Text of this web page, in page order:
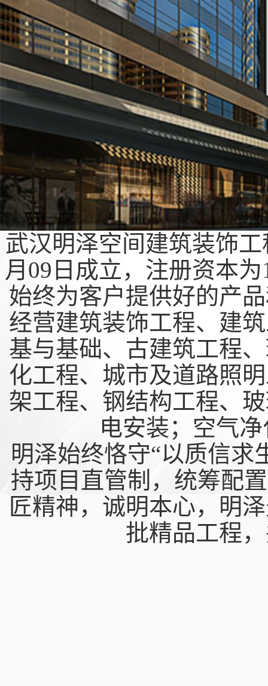
武汉明泽空间建筑装饰
月09日成立，注册资本
始终为客户提供好的产
经营建筑装饰工程、建
基与基础、古建筑工程
化工程、城市及道路照
架工程、钢结构工程、
电安装；空气
明泽始终恪守“以质信求
持项目直管制，统筹配
匠精神，诚明本心，明
批精品工程